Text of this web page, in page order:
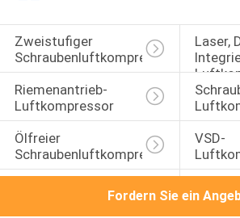
Zweistufiger
Schraubenluftkompressor
Laser,
Riemenantrieb-
Luftkompressor
Ölfreier
Schraubenluftkompressor
VSD-
LuftkompressorFordern Sie ein